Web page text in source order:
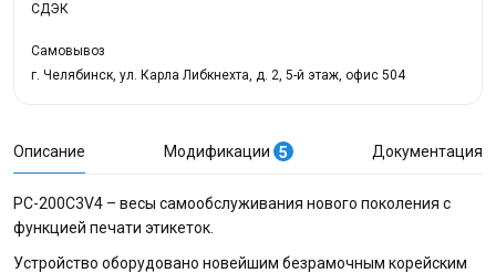
СДЭК
Самовывоз
г. Челябинск, ул. Карла Либкнехта, д. 2, 5-й этаж, офис 504
Описание Модификации 5 Документация
PC-200C3V4 – весы самообслуживания нового поколения с
функцией печати этикеток.
Устройство оборудовано новейшим безрамочным корейским